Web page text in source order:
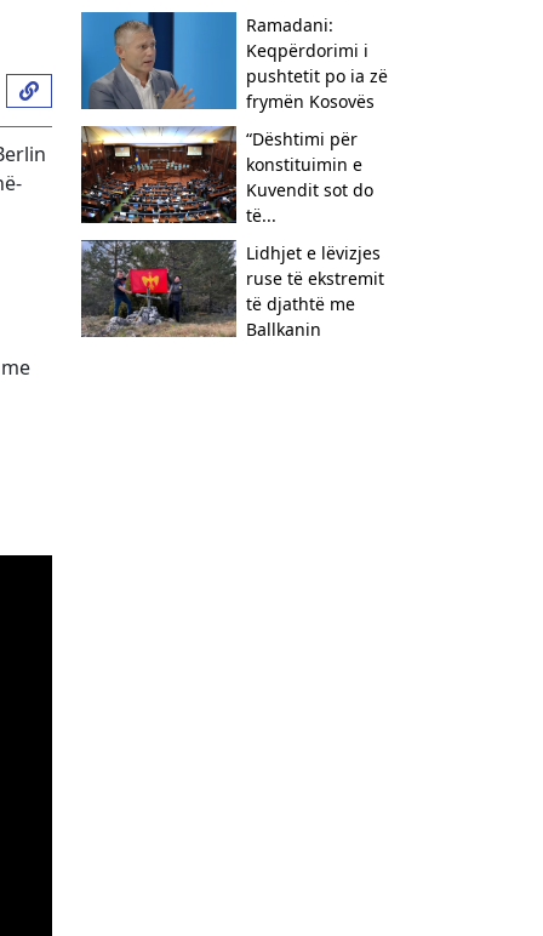
Ramadani:
Keqpërdorimi i
pushtetit po ia zë
frymën Kosovës
​“Dështimi për
konstituimin e
Kuvendit sot do
të...
Lidhjet e lëvizjes
ruse të ekstremit
të djathtë me
Ballkanin